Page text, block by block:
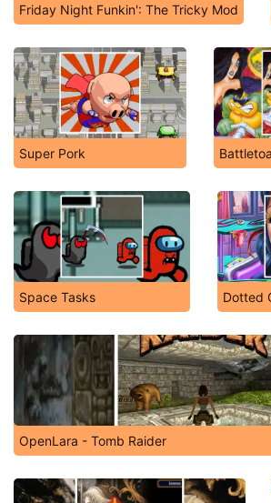
Friday Night Funkin': The Tricky Mod
Super Pork
Space Tasks Dotted
OpenLara - Tomb Raider